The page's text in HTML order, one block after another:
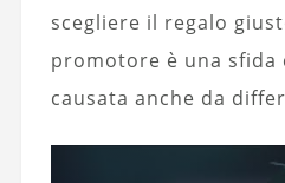
scegliere il regalo
promotore è una sfida
causata anche da